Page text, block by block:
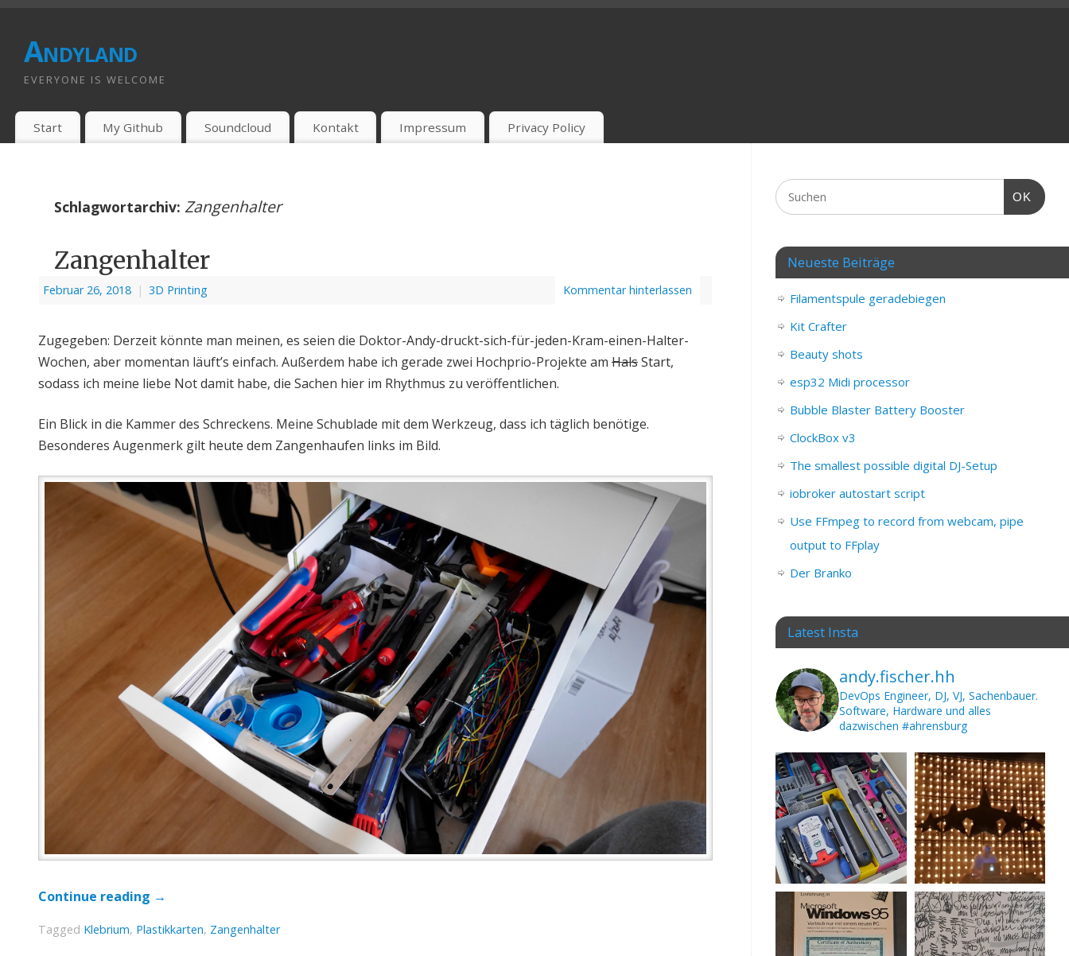
Andyland
EVERYONE IS WELCOME
Start My Github Soundcloud Kontakt Impressum Privacy Policy
Schlagwortarchiv: Zangenhalter
Zangenhalter
Februar 26, 2018 | 3D Printing Kommentar hinterlassen
Zugegeben: Derzeit könnte man meinen, es seien die Doktor-Andy-druckt-sich-für-jeden-Kram-einen-Halter-
Wochen, aber momentan läuft’s einfach. Außerdem habe ich gerade zwei Hochprio-Projekte am HalsStart,
sodass ich meine liebe Not damit habe, die Sachen hier im Rhythmus zu veröffentlichen.
Ein Blick in die Kammer des Schreckens. Meine Schublade mit dem Werkzeug, dass ich täglich benötige.
Besonderes Augenmerk gilt heute dem Zangenhaufen links im Bild.
Continue reading →
Tagged Klebrium, Plastikkarten, Zangenhalter
OK
Neueste Beiträge
Filamentspule geradebiegen
Kit Crafter
Beauty shots
esp32 Midi processor
Bubble Blaster Battery Booster
ClockBox v3
The smallest possible digital DJ-Setup
iobroker autostart script
Use FFmpeg to record from webcam, pipe
output to FFplay
Der Branko
Latest Insta
andy.fischer.hh
DevOps Engineer, DJ, VJ, Sachenbauer.
Software, Hardware und alles
dazwischen #ahrensburg